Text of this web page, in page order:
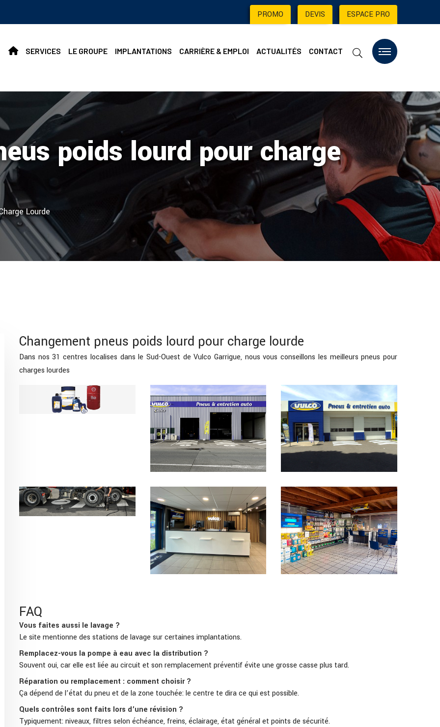
PROMO | DEVIS | ESPACE PRO
SERVICES LE GROUPE IMPLANTATIONS CARRIÈRE & EMPLOI ACTUALITÉS CONTACT
poids lourd pour charge
Lourde
Changement pneus poids lourd pour charge lourde
Dans nos 31 centres localises dans le Sud-Ouest de Vulco Garrigue, nous vous conseillons les meilleurs pneus pour
charges lourdes
FAQ
Vous faites aussi le lavage ?
Le site mentionne des stations de lavage sur certaines implantations.
Remplacez-vous la pompe à eau avec la distribution ?
Souvent oui, car elle est liée au circuit et son remplacement préventif évite une grosse casse plus tard.
Réparation ou remplacement : comment choisir ?
Ça dépend de l’état du pneu et de la zone touchée: le centre te dira ce qui est possible.
Quels contrôles sont faits lors d’une révision ?
Typiquement: niveaux, filtres selon échéance, freins, éclairage, état général et points de sécurité.